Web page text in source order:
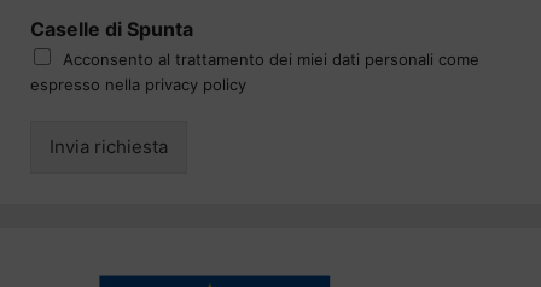
Caselle di Spunta
Acconsento al trattamento dei miei dati personali come
espresso nella privacy policy
Invia richiesta